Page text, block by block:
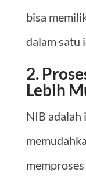
bisa
dalam satu
2.
Lebih
NIB adalah